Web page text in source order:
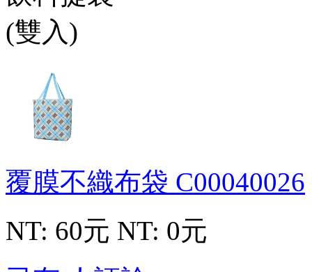
覆膜不織布袋 C00040026
NT: 60元 NT: 0元